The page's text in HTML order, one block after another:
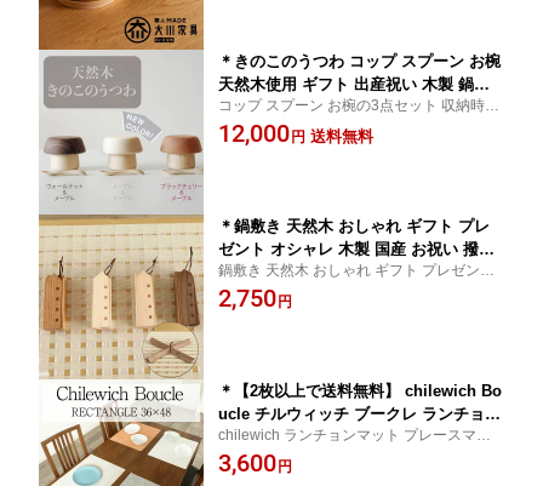
＊きのこのうつわ コップ スプーン お椀
天然木使用 ギフト 出産祝い 木製 鍋敷
き 国産 お祝い プレゼント 離乳食 赤ち
ゃん 子供 キッズ用品 きのこ型
コップ スプーン お椀の3点セット 収納時は
可愛いきのこ姿 天然木使用 安心 安全 ギフ
ト 出産祝い 木製 鍋敷き 国産 お祝い プレゼ
12,000 円 送料無料
＊鍋敷き 天然木 おしゃれ ギフト プレ
ゼント オシャレ 木製 国産 お祝い 撥水
水洗い プレゼント 野中木工所 人気 オ
ブジェ スナオラボ 人気
鍋敷き 天然木 おしゃれ ギフト プレゼント
オシャレ 木製 鍋敷き 国産 お祝い 撥水 水洗
い プレゼント 野中木工所 人気オブジェ ス
2,750 円
＊【2枚以上で送料無料】 chilewich Bo
ucle チルウィッチ ブークレ ランチョン
マット テーブルマット プレースマット
おしゃれ 北欧 洗える 高級 ホテル レス
chilewich ランチョンマット プレースマッ
ト テーブルマット ギフト プレゼント 撥水
洗える 防水
3,600 円